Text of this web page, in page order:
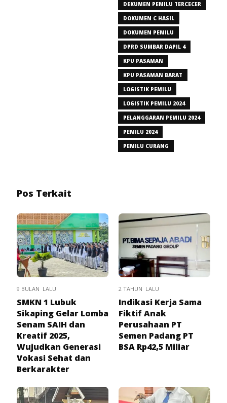
DEKUMEN PEMILU TERCECER
DOKUMEN C HASIL
DOKUMEN PEMILU
DPRD SUMBAR DAPIL 4
KPU PASAMAN
KPU PASAMAN BARAT
LOGISTIK PEMILU
LOGISTIK PEMILU 2024
PELANGGARAN PEMILU 2024
PEMILU 2024
PEMILU CURANG
Pos Terkait
9 BULAN LALU
SMKN 1 Lubuk
Sikaping Gelar Lomba
Senam SAIH dan
Kreatif 2025,
Wujudkan Generasi
Vokasi Sehat dan
Berkarakter
2 TAHUN LALU
Indikasi Kerja Sama
Fiktif Anak
Perusahaan PT
Semen Padang PT
BSA Rp42,5 Miliar